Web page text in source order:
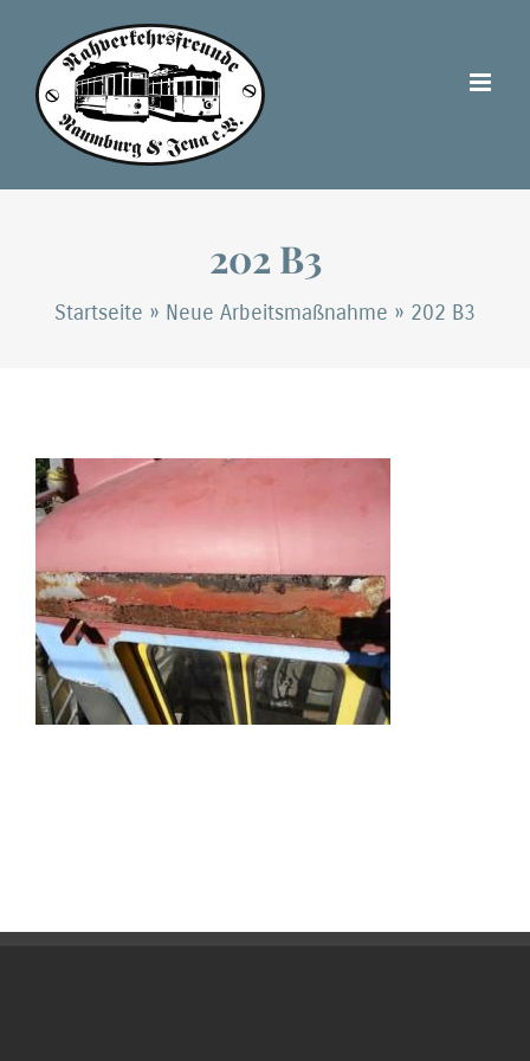
Inhalt
springen
202 B3
Startseite » Neue Arbeitsmaßnahme » 202 B3